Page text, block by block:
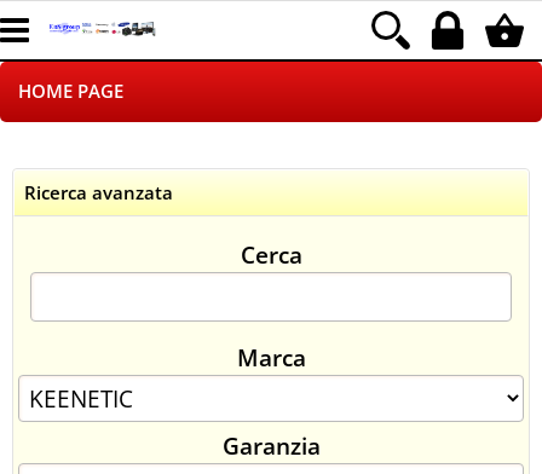
HOME PAGE
LOGISTICA
NEGOZI ON LINE
SINCRONIZZATI CON NOI
SPEDIZIONI
Ricerca avanzata
Cerca
Marca
Garanzia